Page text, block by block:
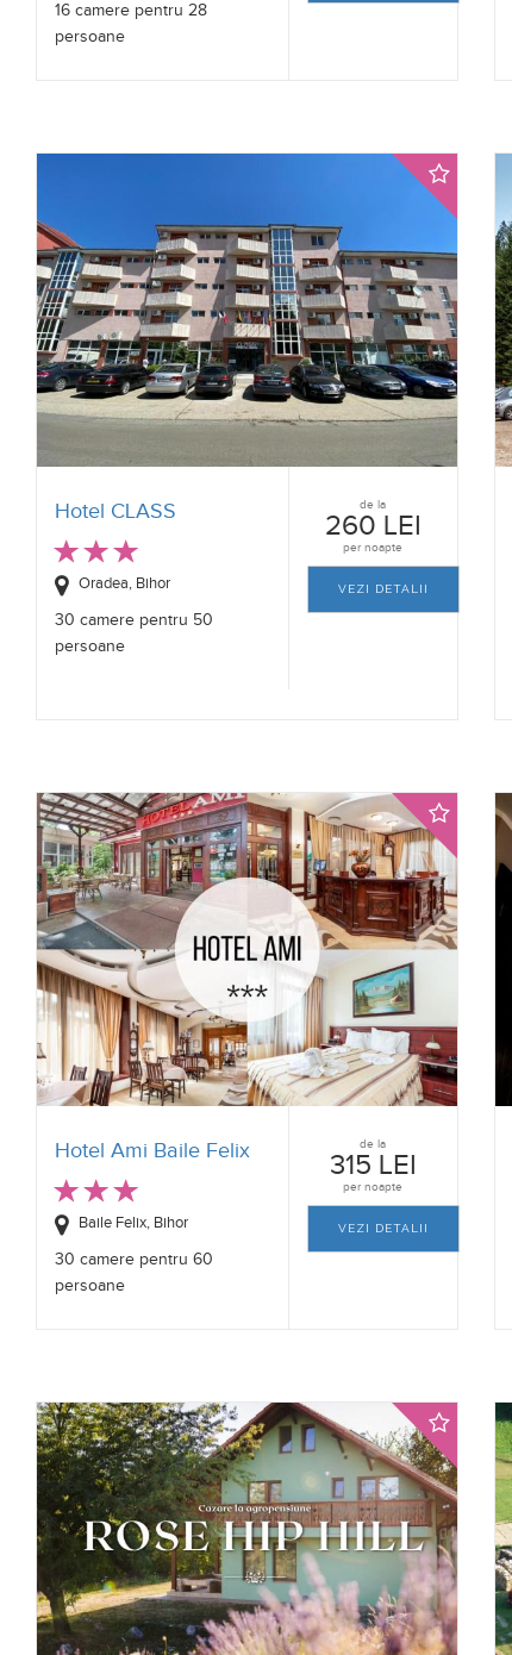
16 camere pentru 28
persoane
Hotel CLASS
Oradea, Bihor
30 camere pentru 50
persoane
de la
260 LEI
per noapte
VEZI DETALII
Hotel Ami Baile Felix
Baile Felix, Bihor
30 camere pentru 60
persoane
de la
315 LEI
per noapte
VEZI DETALII